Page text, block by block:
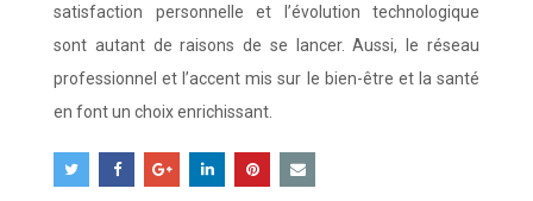
satisfaction personnelle et l’évolution technologique
sont autant de raisons de se lancer. Aussi, le réseau
professionnel et l’accent mis sur le bien-être et la santé
en font un choix enrichissant.